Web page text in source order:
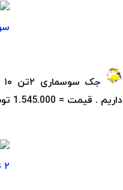
داریم . قیمت = 1.545.000 تومان